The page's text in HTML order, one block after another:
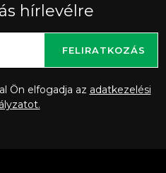
hírlevélre
Ön elfogadja az adatkezelési
FELIRATKOZÁS